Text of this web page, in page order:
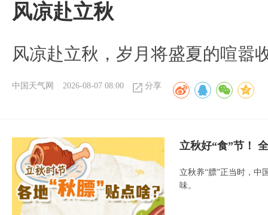
风凉赴立秋
风凉赴立秋，岁月将盛夏的喧嚣
中国天气网 2026-08-07 08:00 分享
立秋好“食”节！
立秋养“膘”正当时，中
味。